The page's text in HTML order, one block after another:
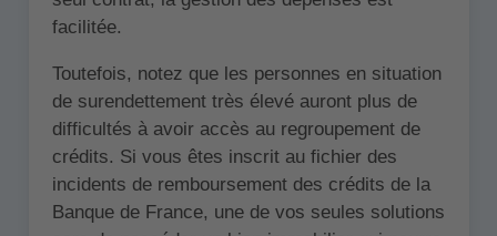
facilitée.
Toutefois, notez que les personnes en situation
de surendettement très élevé auront plus de
difficultés à avoir accès au regroupement de
crédits. Si vous êtes inscrit au fichier des
incidents de remboursement des crédits de la
Banque de France, une de vos seules solutions